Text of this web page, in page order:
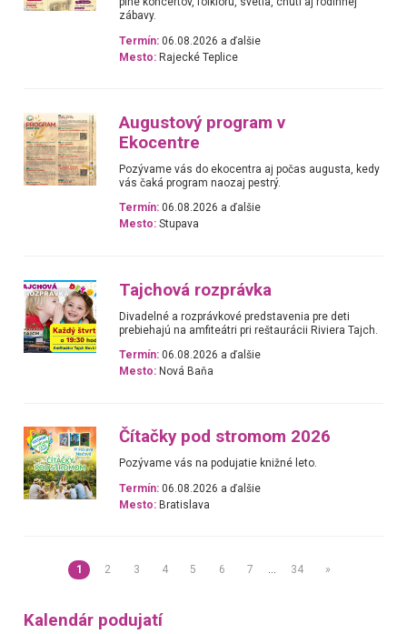
zábavy.
Termín: 06.08.2026 a ďalšie
Mesto: Rajecké Teplice
Augustový program v
Ekocentre
Pozývame vás do ekocentra aj počas augusta, kedy
vás čaká program naozaj pestrý.
Termín: 06.08.2026 a ďalšie
Mesto: Stupava
Tajchová rozprávka
Divadelné a rozprávkové predstavenia pre deti
prebiehajú na amfiteátri pri reštaurácii Riviera Tajch.
Termín: 06.08.2026 a ďalšie
Mesto: Nová Baňa
Čítačky pod stromom 2026
Pozývame vás na podujatie knižné leto.
Termín: 06.08.2026 a ďalšie
Mesto: Bratislava
1 2 3 4 5 6 7 … 34 »
Kalendár podujatí